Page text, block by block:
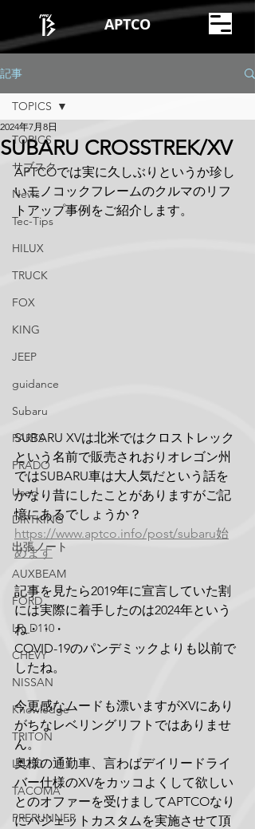
APTCO
記事
TOPICS
サブスク
News
Tec-Tips
HILUX
TRUCK
FOX
KING
JEEP
guidance
Subaru
PARTS
PRADO
Used
DIRTKING
出張ノート
AUXBEAM
FORD
LR_D110
CHEVY
NISSAN
Knowledge
TRITON
LC250
TACOMA
PRERUNNER
TOPICS
SUBARU CROSSTREK/XV
2024年7月8日
APTCOでは実に久しぶりというか珍し
いモノコックフレームのクルマのリフ
トアップ事例をご紹介します。
SUBARU XVは北米ではクロストレック
という名前で販売されおりオレゴン州
ではSUBARU車は大人気だという話を
かなり昔にしたことがありますがご記
憶にあるでしょうか？
https://www.aptco.info/post/subaru始
めます
記事を見たら2019年に宣言していた割
には実際に着手したのは2024年という
ね・・・
COVID-19のパンデミックよりも以前で
したね。
今更感なムードも漂いますがXVにあり
がちなレベリングリフトではありませ
ん。
奥様の通勤車、言わばデイリードライ
バー仕様のXVをカッコよくして欲しい
とのオファーを受けましてAPTCOなり
にバジェットカスタムを実施させて頂